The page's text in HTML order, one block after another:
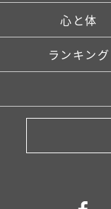
心と体
ランキング